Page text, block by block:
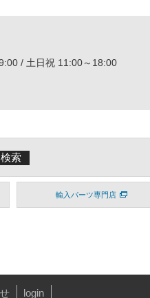
/ 土日祝 11:00～18:00
輸入パーツ専門店
login